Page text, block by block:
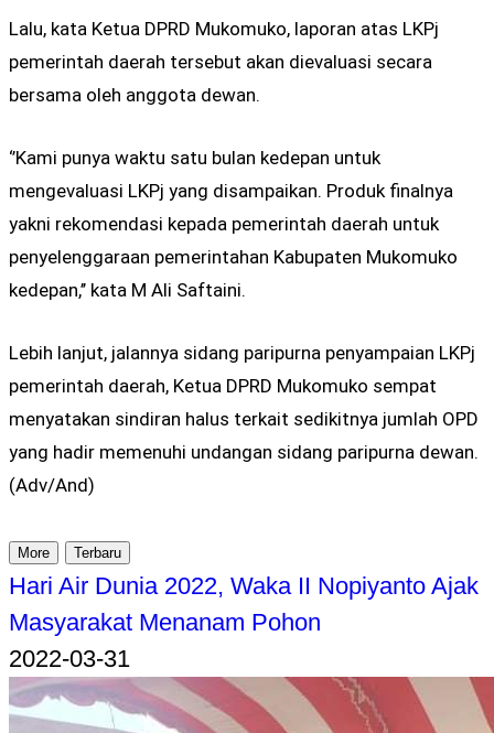
Lalu, kata Ketua DPRD Mukomuko, laporan atas LKPj
pemerintah daerah tersebut akan dievaluasi secara
bersama oleh anggota dewan.
‘’Kami punya waktu satu bulan kedepan untuk
mengevaluasi LKPj yang disampaikan. Produk finalnya
yakni rekomendasi kepada pemerintah daerah untuk
penyelenggaraan pemerintahan Kabupaten Mukomuko
kedepan,’’ kata M Ali Saftaini.
Lebih lanjut, jalannya sidang paripurna penyampaian LKPj
pemerintah daerah, Ketua DPRD Mukomuko sempat
menyatakan sindiran halus terkait sedikitnya jumlah OPD
yang hadir memenuhi undangan sidang paripurna dewan.
(Adv/And)
More Terbaru
Hari Air Dunia 2022, Waka II Nopiyanto Ajak
Masyarakat Menanam Pohon
2022-03-31